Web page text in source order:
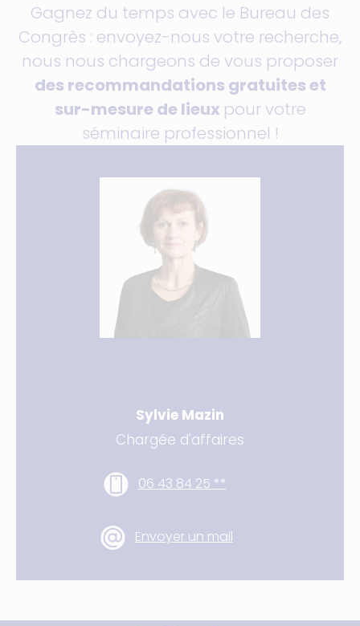
Gagnez du temps avec le Bureau des
Congrès : envoyez-nous votre recherche,
nous nous chargeons de vous proposer
des recommandations gratuites et
sur-mesure de lieux pour votre
séminaire professionnel !
Sylvie Mazin
Chargée d'affaires
06 43 84 25 **
Envoyer un mail